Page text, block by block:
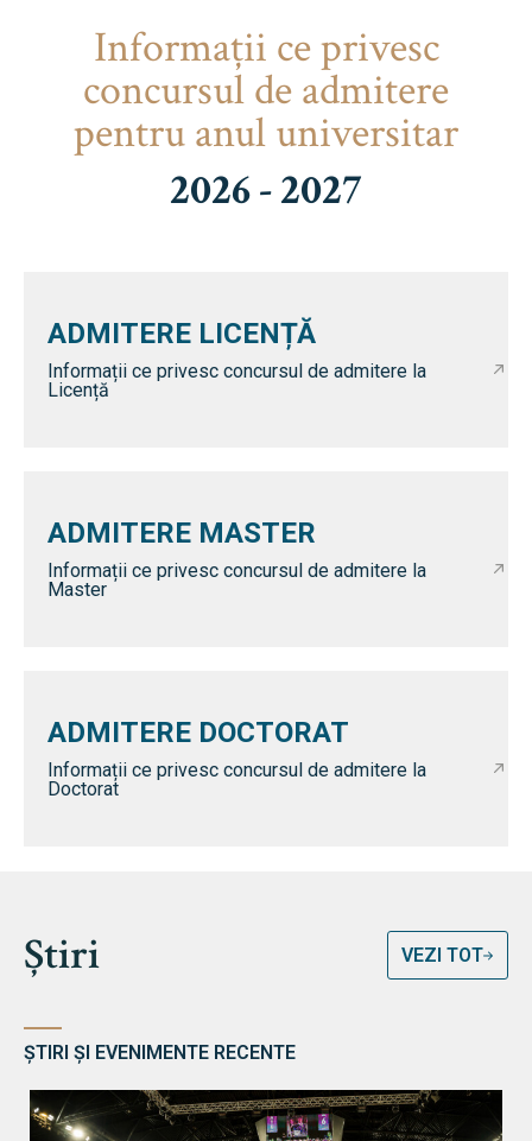
Informaţii ce privesc
concursul de admitere
pentru anul universitar
2026 - 2027
ADMITERE LICENȚĂ
Informații ce privesc concursul de admitere la
Licență
ADMITERE MASTER
Informații ce privesc concursul de admitere la
Master
ADMITERE DOCTORAT
Informații ce privesc concursul de admitere la
Doctorat
Știri VEZI TOT
ȘTIRI ȘI EVENIMENTE RECENTE